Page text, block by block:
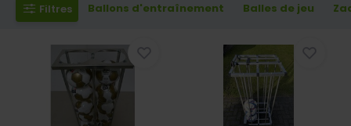
Filtres Ballons d'entraînement Balles de jeu